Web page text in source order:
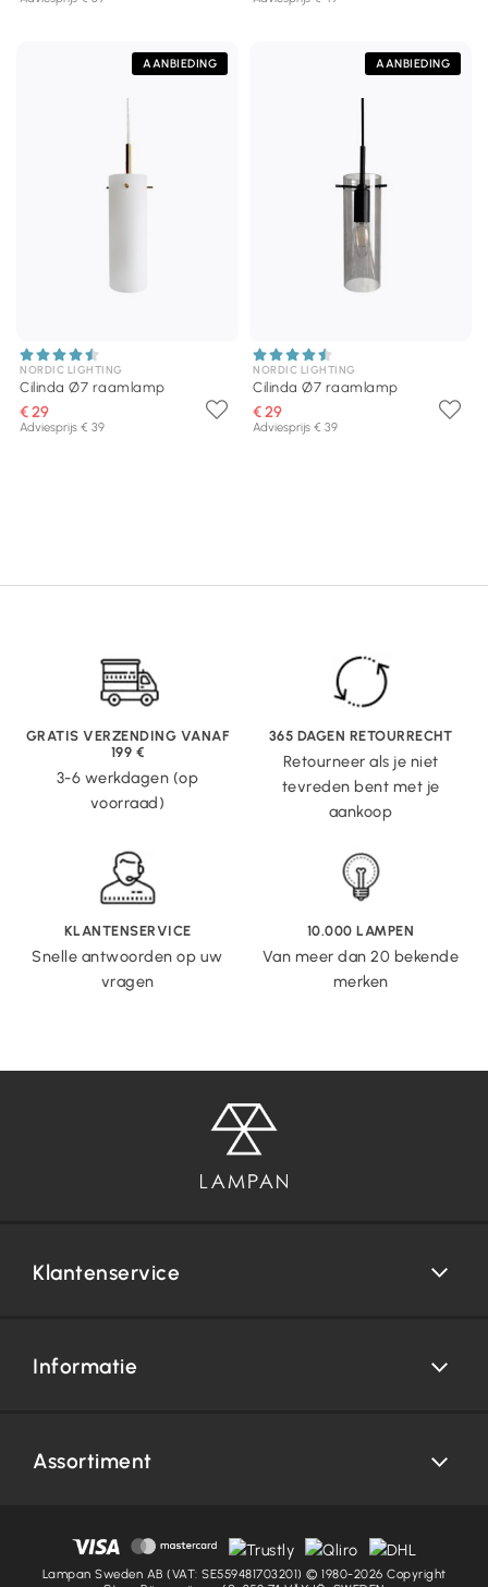
AANBIEDING
NORDIC LIGHTING
Cilinda Ø7 raamlamp
€ 29
Adviesprijs € 39
AANBIEDING
NORDIC LIGHTING
Cilinda Ø7 raamlamp
€ 29
Adviesprijs € 39
GRATIS VERZENDING VANAF
199 €
3-6 werkdagen (op
voorraad)
365 DAGEN RETOURRECHT
Retourneer als je niet
tevreden bent met je
aankoop
KLANTENSERVICE
Snelle antwoorden op uw
vragen
10.000 LAMPEN
Van meer dan 20 bekende
merken
Klantenservice
Informatie
Assortiment
Lampan Sweden AB (VAT: SE559481703201) © 1980-2026 Copyright